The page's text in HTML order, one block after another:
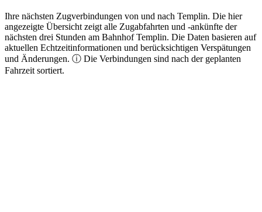
Ihre nächsten Zugverbindungen von und nach Templin. Die hier
angezeigte Übersicht zeigt alle Zugabfahrten und -ankünfte der
nächsten drei Stunden am Bahnhof Templin. Die Daten basieren auf
aktuellen Echtzeitinformationen und berücksichtigen Verspätungen
und Änderungen. ⓘ Die Verbindungen sind nach der geplanten
Fahrzeit sortiert.